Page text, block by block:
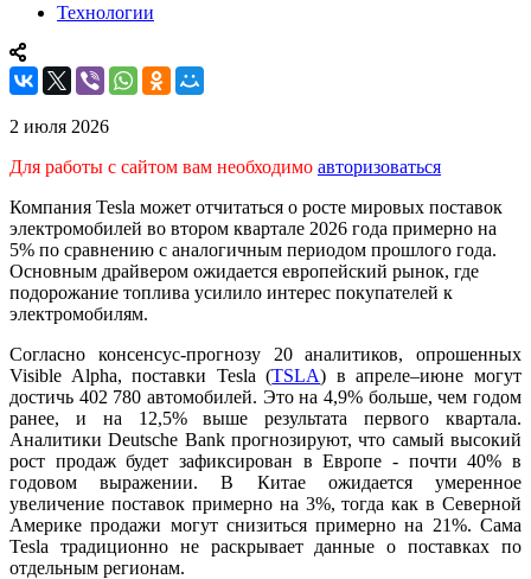
Технологии
2 июля 2026
Для работы с сайтом вам необходимо авторизоваться
Компания Tesla может отчитаться о росте мировых поставок
электромобилей во втором квартале 2026 года примерно на
5% по сравнению с аналогичным периодом прошлого года.
Основным драйвером ожидается европейский рынок, где
подорожание топлива усилило интерес покупателей к
электромобилям.
Согласно консенсус-прогнозу 20 аналитиков, опрошенных
Visible Alpha, поставки Tesla (TSLA) в апреле–июне могут
достичь 402 780 автомобилей. Это на 4,9% больше, чем годом
ранее, и на 12,5% выше результата первого квартала.
Аналитики Deutsche Bank прогнозируют, что самый высокий
рост продаж будет зафиксирован в Европе - почти 40% в
годовом выражении. В Китае ожидается умеренное
увеличение поставок примерно на 3%, тогда как в Северной
Америке продажи могут снизиться примерно на 21%. Сама
Tesla традиционно не раскрывает данные о поставках по
отдельным регионам.